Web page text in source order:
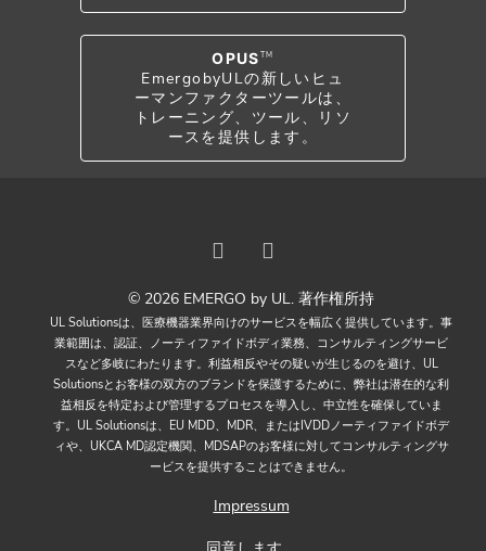
OPUS TM
EmergobyULの新しいヒュ
ーマンファクターツールは、
トレーニング、ツール、リソ
ースを提供します。
© 2026 EMERGO by UL. 著作権所持
UL Solutionsは、医療機器業界向けのサービスを幅広く提供しています。事
業範囲は、認証、ノーティファイドボディ業務、コンサルティングサービ
スなど多岐にわたります。利益相反やその疑いが生じるのを避け、UL
Solutionsとお客様の双方のブランドを保護するために、弊社は潜在的な利
益相反を特定および管理するプロセスを導入し、中立性を確保していま
す。UL Solutionsは、EU MDD、MDR、またはIVDDノーティファイドボデ
ィや、UKCA MD認定機関、MDSAPのお客様に対してコンサルティングサ
ービスを提供することはできません。
Impressum